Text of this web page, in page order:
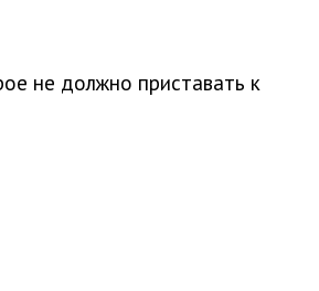
не должно приставать к